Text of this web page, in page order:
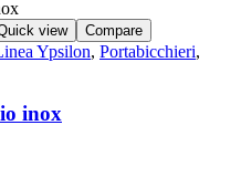
view Compare
Ypsilon, Portabicchieri,
inox